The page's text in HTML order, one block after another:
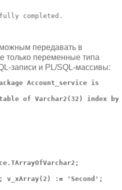
completed.
передавать в
только переменные типа
записи и PL/SQL-массивы:
Account_service is
of Varchar2(32) index by
v_xArray(2) := 'Second';